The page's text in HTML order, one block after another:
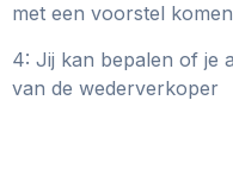
met een voorstel komen
4: Jij kan bepalen of je
van de wederverkoper